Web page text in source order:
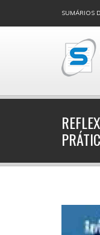
SUMÁRIOS